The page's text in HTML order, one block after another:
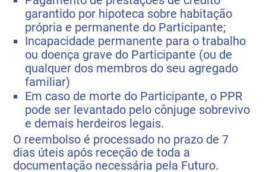
garantido por hipoteca sobre habitação
própria e permanente do Participante;
Incapacidade permanente para o trabalho
ou doença grave do Participante (ou de
qualquer dos membros do seu agregado
familiar)
Em caso de morte do Participante, o PPR
pode ser levantado pelo cônjuge sobrevivo
e demais herdeiros legais.
O reembolso é processado no prazo de 7
dias úteis após receção de toda a
documentação necessária pela Futuro.